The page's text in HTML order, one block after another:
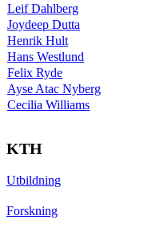
Leif Dahlberg
Joydeep Dutta
Henrik Hult
Hans Westlund
Felix Ryde
Ayse Atac Nyberg
Cecilia Williams
KTH
Utbildning
Forskning